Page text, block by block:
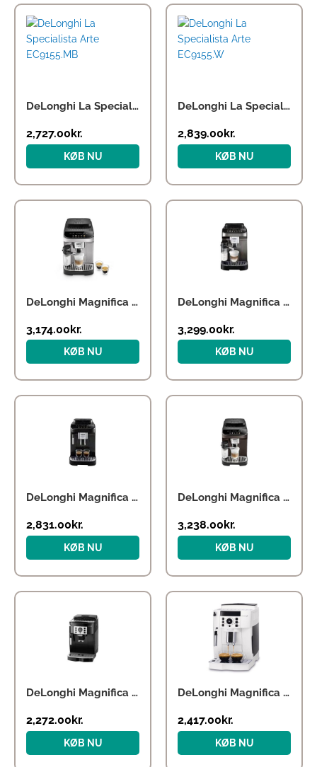
DeLonghi La Specialista Arte EC9155.MB
2,727.00 kr.
KØB NU
DeLonghi La Specialista Arte EC9155.W
2,839.00 kr.
KØB NU
DeLonghi Magnifica ECAM 290.61.SB
3,174.00kr.
KØB NU
DeLonghi Magnifica Evo ECAM 290.81.TB
3,299.00kr.
KØB NU
DeLonghi Magnifica Evo ECAM290.22.B
2,831.00kr.
KØB NU
DeLonghi Magnifica Evo ECAM293.61.BW
3,238.00kr.
KØB NU
DeLonghi Magnifica S ECAM 20.116.B
2,272.00 kr.
KØB NU
DeLonghi Magnifica S ECAM 21.117.W
2,417.00 kr.
KØB NU